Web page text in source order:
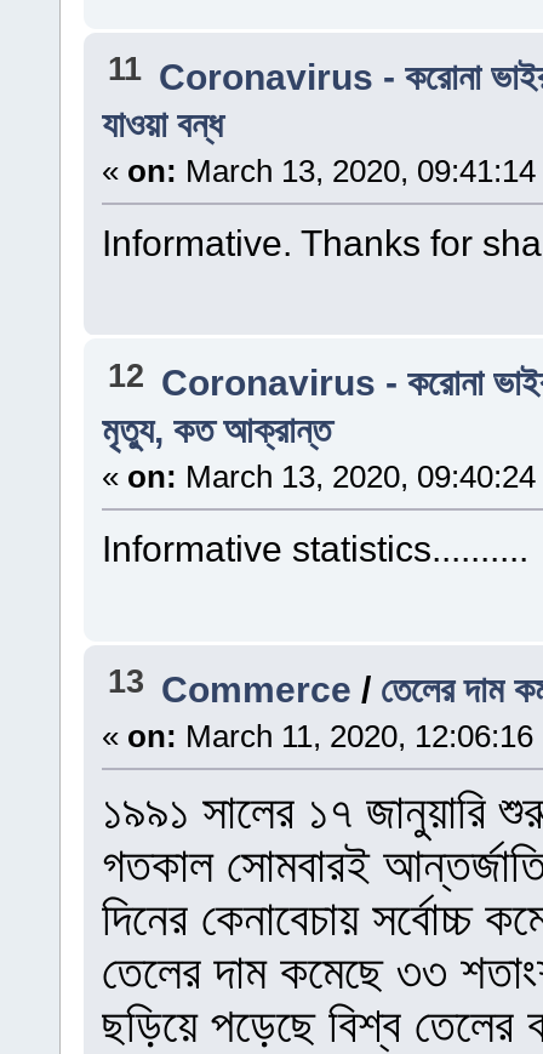
11 Coronavirus - করোনা
যাওয়া বন্ধ
« on: March 13, 2020,
Informative. Thanks for
12 Coronavirus - করোনা
মৃত্যু, কত আক্রান্ত
« on: March 13, 2020,
Informative statistics..........
13 Commerce / তেলের দাম
« on: March 11, 2020, 12:06:16
১৯৯১ সালের ১৭ জানুয়ারি
গতকাল সোমবারই
দিনের কেনাবেচায় সর্বোচ্চ
তেলের দাম কমেছে ৩৩
ছড়িয়ে পড়েছে বিশ্ব তেলের